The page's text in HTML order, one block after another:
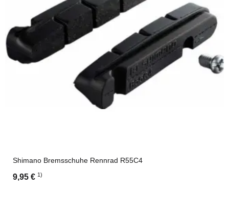
Shimano Bremsschuhe Rennrad R55C4
9,95 € 1)